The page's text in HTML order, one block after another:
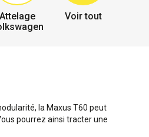
Attelage
Voir tout
la Maxus T60 peut
pourrez ainsi tracter une